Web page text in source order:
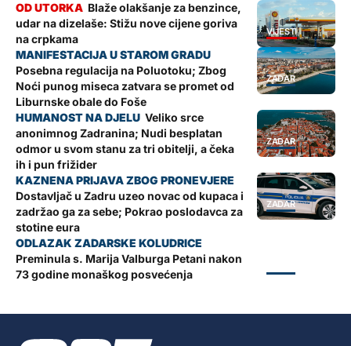
VIJESTI
Blaže olakšanje za benzince,
udar na dizelaše: Stižu nove cijene goriva
na crpkama
ZADAR
Posebna regulacija na Poluotoku; Zbog
Noći punog miseca zatvara se promet od
Liburnske obale do Foše
ZADAR
Veliko srce
anonimnog Zadranina; Nudi besplatan
odmor u svom stanu za tri obitelji, a čeka
ih i pun frižider
ZADAR
Dostavljač u Zadru uzeo novac od kupaca i
zadržao ga za sebe; Pokrao poslodavca za
stotine eura
Preminula s. Marija Valburga Petani nakon
73 godine monaškog posvećenja